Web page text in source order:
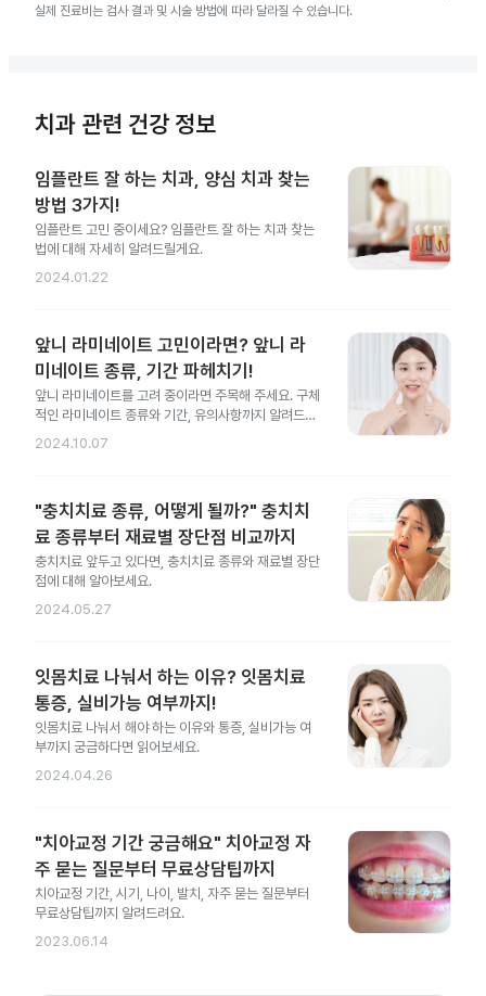
실제 진료비는 검사 결과 및 시술 방법에 따라 달라질 수 있습니다.
치과 관련 건강 정보
임플란트 잘 하는 치과, 양심 치과 찾는
방법 3가지!
임플란트 고민 중이세요? 임플란트 잘 하는 치과 찾는
법에 대해 자세히 알려드릴게요.
2024.01.22
앞니 라미네이트 고민이라면? 앞니 라
미네이트 종류, 기간 파헤치기!
앞니 라미네이트를 고려 중이라면 주목해 주세요. 구체
적인 라미네이트 종류와 기간, 유의사항까지 알려드릴
게요.
2024.10.07
"충치치료 종류, 어떻게 될까?" 충치치
료 종류부터 재료별 장단점 비교까지
충치치료 앞두고 있다면, 충치치료 종류와 재료별 장단
점에 대해 알아보세요.
2024.05.27
잇몸치료 나눠서 하는 이유? 잇몸치료
통증, 실비가능 여부까지!
잇몸치료 나눠서 해야 하는 이유와 통증, 실비가능 여
부까지 궁금하다면 읽어보세요.
2024.04.26
"치아교정 기간 궁금해요" 치아교정 자
주 묻는 질문부터 무료상담팁까지
치아교정 기간, 시기, 나이, 발치, 자주 묻는 질문부터
무료상담팁까지 알려드려요.
2023.06.14